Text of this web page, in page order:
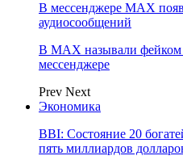
В мессенджере MAX
аудиосообщений
В МAX называли фейком
мессенджере
Prev Next
Экономика
BBI: Состояние 20
пять миллиардов